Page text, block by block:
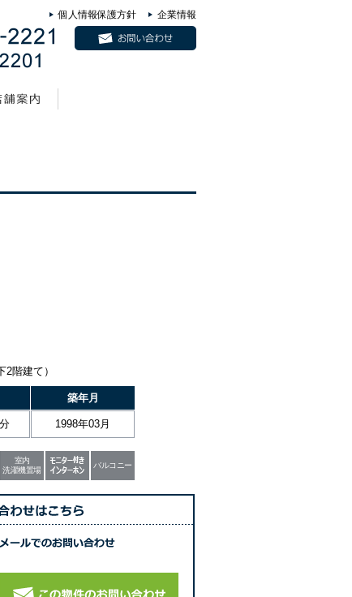
個人情報保護方針 企業情報
階建て）
築年月
1998年03月
室内
洗濯機置場
バルコニー